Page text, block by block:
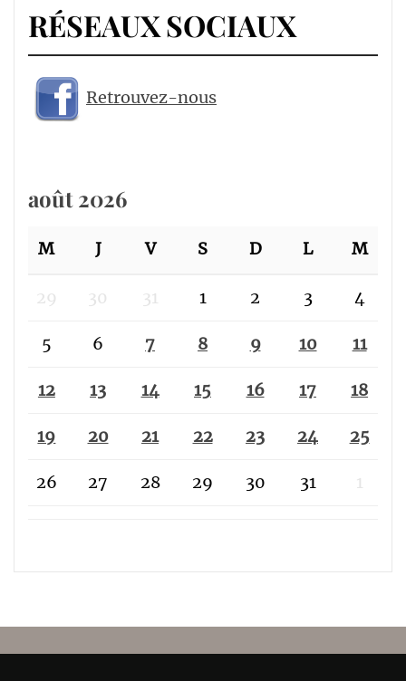
RÉSEAUX SOCIAUX
Retrouvez-nous
août 2026
M J V S D L M
29 30 31 1 2 3 4
5 6 7 8 9 10 11
12 13 14 15 16 17 18
19 20 21 22 23 24 25
26 27 28 29 30 31 1